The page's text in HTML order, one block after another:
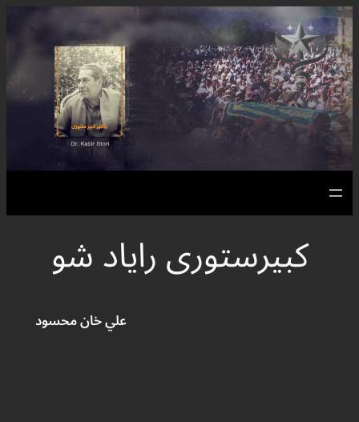
Skip
to
content
کبیرستوری رایاد شو
علي خان محسود